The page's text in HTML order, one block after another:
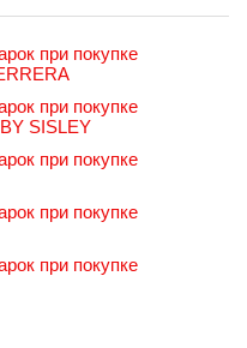
при покупке
при покупке
SISLEY
при покупке
при покупке
при покупке